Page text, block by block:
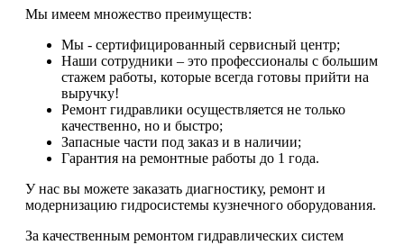
Мы имеем множество преимуществ:
Мы - сертифицированный сервисный центр;
Наши сотрудники – это профессионалы с большим
стажем работы, которые всегда готовы прийти на
выручку!
Ремонт гидравлики осуществляется не только
качественно, но и быстро;
Запасные части под заказ и в наличии;
Гарантия на ремонтные работы до 1 года.
У нас вы можете заказать диагностику, ремонт и
модернизацию гидросистемы кузнечного оборудования.
За качественным ремонтом гидравлических систем